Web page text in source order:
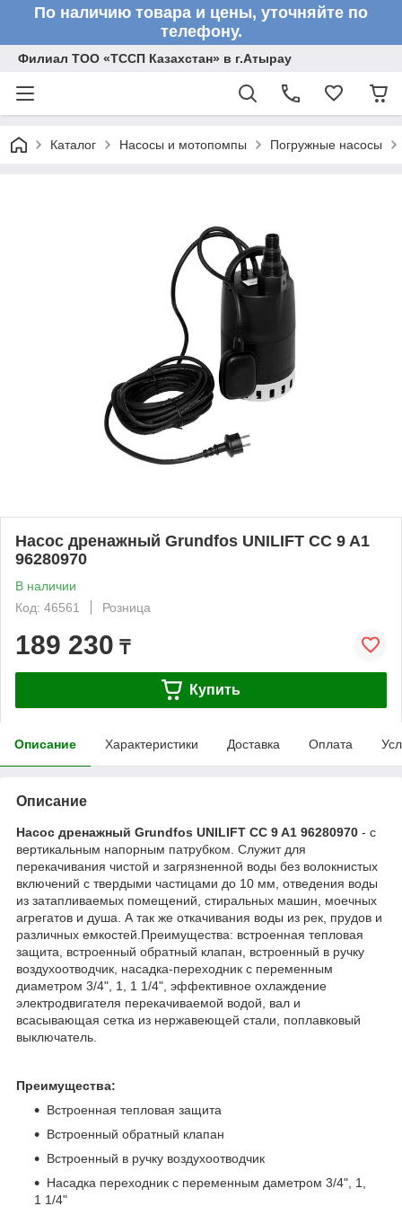
По наличию товара и цены, уточняйте по
телефону.
Филиал ТОО «ТССП Казахстан» в г.Атырау
Каталог Насосы и мотопомпы Погружные насосы
Насос дренажный Grundfos UNILIFT CC 9 A1
96280970
В наличии
Код: 46561
Розница
189 230 ₸
Купить
Описание Характеристики Доставка Оплата
Описание
Насос дренажный Grundfos UNILIFT CC 9 A1 96280970 - с
вертикальным напорным патрубком. Служит для
перекачивания чистой и загрязненной воды без волокнистых
включений с твердыми частицами до 10 мм, отведения воды
из затапливаемых помещений, стиральных машин, моечных
агрегатов и душа. А так же откачивания воды из рек, прудов и
различных емкостей.Преимущества: встроенная тепловая
защита, встроенный обратный клапан, встроенный в ручку
воздухоотводчик, насадка-переходник с переменным
диаметром 3/4", 1, 1 1/4", эффективное охлаждение
электродвигателя перекачиваемой водой, вал и
всасывающая сетка из нержавеющей стали, поплавковый
выключатель.
Преимущества:
Встроенная тепловая защита
Встроенный обратный клапан
Встроенный в ручку воздухоотводчик
Насадка переходник с переменным даметром 3/4", 1,
1 1/4"